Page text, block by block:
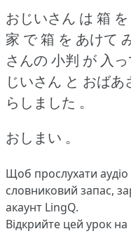
おじいさん は 箱 を
家 で 箱 を あけて
さんの 小判 が 入っ
じいさん と おば
らしました 。
おしまい 。
Щоб прослухати аудіо
словниковий запас,
акаунт LingQ.
Відкрийте цей урок